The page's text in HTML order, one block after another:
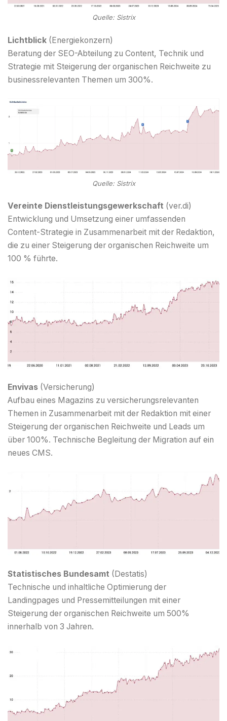
Quelle: Sistrix
Lichtblick (Energiekonzern)
Beratung der SEO-Abteilung zu Content, Technik und
Strategie mit Steigerung der organischen Reichweite zu
businessrelevanten Themen um 300%.
Quelle: Sistrix
Vereinte Dienstleistungsgewerkschaft (ver.di)
Entwicklung und Umsetzung einer umfassenden
Content-Strategie in Zusammenarbeit mit der Redaktion,
die zu einer Steigerung der organischen Reichweite um
100 % führte.
Envivas (Versicherung)
Aufbau eines Magazins zu versicherungsrelevanten
Themen in Zusammenarbeit mit der Redaktion mit einer
Steigerung der organischen Reichweite und Leads um
über 100%. Technische Begleitung der Migration auf ein
neues CMS.
Statistisches Bundesamt (Destatis)
Technische und inhaltliche Optimierung der
Landingpages und Pressemitteilungen mit einer
Steigerung der organischen Reichweite um 500%
innerhalb von 3 Jahren.